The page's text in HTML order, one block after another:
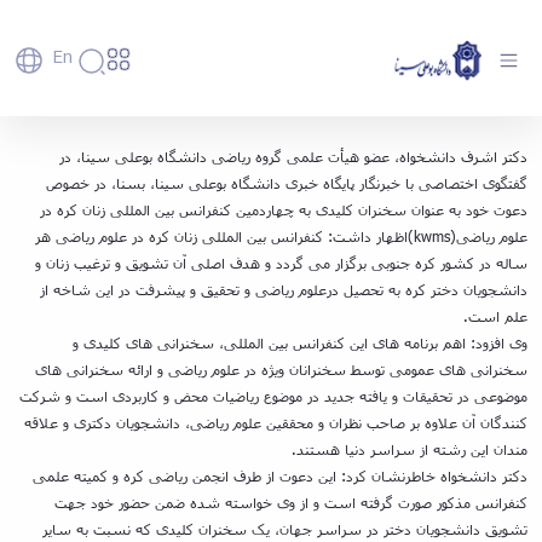
En
دانشگاه
تاریخچه
و
معرفی
برنامه
راهبردی
دانشگاه
نقشه
دانشگاه
ساختار
سازمانی
سازمان
دانشگاه
حوزه
ریاست
معاونت
آموزش
پذیرش
کارشناسی
تحصیلات
تکمیلی
پسا
دکترا
استعدادهای
درخشان
دانشجویان
غیرایرانی
مهمانی
و
انتقال
حمایت‌های
تحصیلی
پژوهش
فناوری و
کارآفرینی
دفتر
ارتباط
با
صنعت
پردیس
علم
و
فناوری
مراکز
تحقیقات
و فناوری
پژوهشکده
دانشکده‌ها
پردیس
اصلی
مهندسی
کشاورزی
شیمی
و
علوم
نفت
علوم
انسانی
هنر
معماری
رفاهی
رفاهی
پرسنل
اداره
رفاه
کارکنان
مهمانسرای
دانشگاه
رفاهی
دانشجویان
مدیریت
امور
دانشجویان
اعضای
هیأت
علمی
کارکنان
دانشجویان
فارغ
التحصیلان
فوق
برنامه
فعالیت‌های
دانشجویی
انجمن‌های
علمی
پایگاه
خبری
بسنا
پیشخوان
دکتر اشرف دانشخواه، در چهاردمین کنفرانس بین
المللی زنان کره در علوم ریاضی سخنرانی می کند -
دانشگاه بوعلی سینا همدان
دکتر اشرف دانشخواه، عضو هیأت علمی گروه ریاضی دانشگاه بوعلی سینا، در
گفتگوی اختصاصی با خبرنگار پایگاه خبری دانشگاه بوعلی سینا، بسنا، در خصوص
دعوت خود به عنوان سخنران کلیدی به چهاردمین کنفرانس بین المللی زنان کره در
علوم ریاضی(kwms)اظهار داشت: کنفرانس بین المللی زنان کره در علوم ریاضی هر
ساله در کشور کره جنوبی برگزار می گردد و هدف اصلی آن تشویق و ترغیب زنان و
دانشجویان دختر کره به تحصیل درعلوم ریاضی و تحقیق و پیشرفت در این شاخه از
علم است.
وی افزود: اهم برنامه های این کنفرانس بین المللی، سخنرانی های کلیدی و
سخنرانی های عمومی توسط سخنرانان ویژه در علوم ریاضی و ارائه سخنرانی های
موضوعی در تحقیقات و یافته جدید در موضوع ریاضیات محض و کاربردی است و شرکت
کنندگان آن علاوه بر صاحب نظران و محققین علوم ریاضی، دانشجویان دکتری و علاقه
مندان این رشته از سراسر دنیا هستند.
دکتر دانشخواه خاطرنشان کرد: این دعوت از طرف انجمن ریاضی کره و کمیته علمی
کنفرانس مذکور صورت گرفته است و از وی خواسته شده ضمن حضور خود جهت
تشویق دانشجویان دختر در سراسر جهان، یک سخنران کلیدی که نسبت به سایر